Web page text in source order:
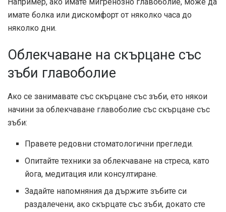
имате болка или дискомфорт от няколко часа до
няколко дни.
Облекчаване на скърцане със
зъби главоболие
Ако се занимавате със скърцане със зъби, ето някои
начини за облекчаване главоболие със скърцане със
зъби:
Правете редовни стоматологични прегледи.
Опитайте техники за облекчаване на стреса, като
йога, медитация или консултиране.
Задайте напомняния да държите зъбите си
раздалечени, ако скърцате със зъби, докато сте